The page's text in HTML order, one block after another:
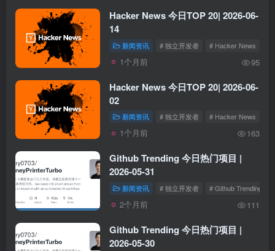
Hacker News 今日TOP 20| 2026-06-
14
新闻资讯 # 独立开发者 # Hacker News
1个月前 95
Hacker News 今日TOP 20| 2026-06-
02
新闻资讯 # 独立开发者 # Hacker News
1个月前 163
Github Trending 今日热门项目 |
2026-05-31
新闻资讯 # 独立开发者 # Github Trending
2个月前 111
Github Trending 今日热门项目 |
2026-05-30